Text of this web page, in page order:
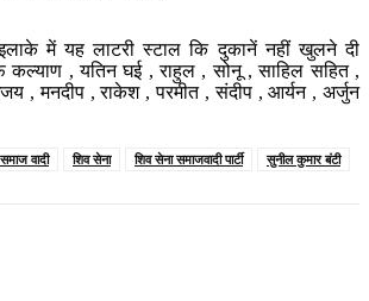
में यह लाटरी स्टाल कि दुकानें नहीं खुलने दी
, यतिन घई , राहुल , सोनू , साहिल सहित ,
, मनदीप , राकेश , परमीत , संदीप , आर्यन , अर्जुन
वादी शिव सेना शिव सेना समाजवादी पार्टी सुनील कुमार बंटी